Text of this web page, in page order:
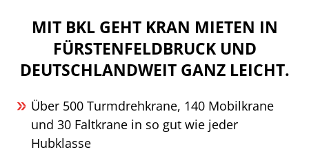
MIT BKL GEHT KRAN MIETEN IN
FÜRSTENFELDBRUCK UND
DEUTSCHLANDWEIT GANZ LEICHT.
Über 500 Turmdrehkrane, 140 Mobilkrane
und 30 Faltkrane in so gut wie jeder
Hubklasse